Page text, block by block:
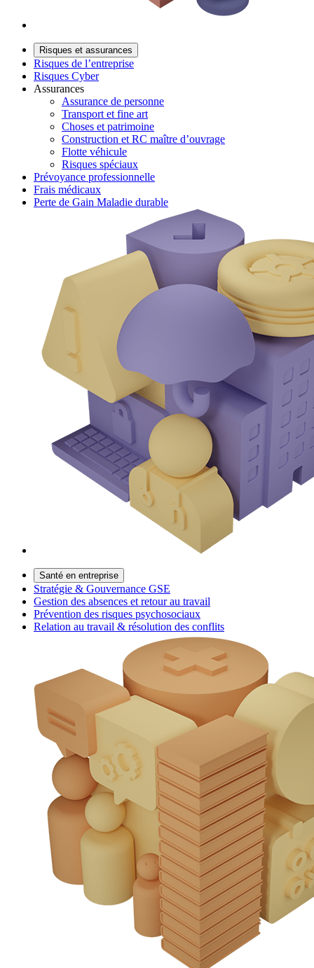
Risques et assurances
Risques de l’entreprise
Risques Cyber
Assurances
Assurance de personne
Transport et fine art
Choses et patrimoine
Construction et RC maître d’ouvrage
Flotte véhicule
Risques spéciaux
Prévoyance professionnelle
Frais médicaux
Perte de Gain Maladie durable
Santé en entreprise
Stratégie & Gouvernance GSE
Gestion des absences et retour au travail
Prévention des risques psychosociaux
Relation au travail & résolution des conflits